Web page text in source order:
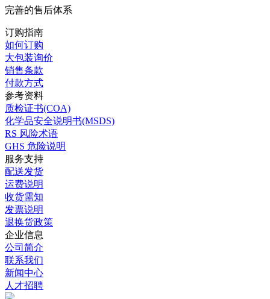
完善的售后体系
订购指南
如何订购
大包装询价
销售条款
付款方式
参考资料
质检证书(COA)
化学品安全说明书(MSDS)
RS 风险术语
GHS 危险说明
服务支持
配送发货
运费说明
收货需知
发票说明
退换货政策
企业信息
公司简介
联系我们
新闻中心
人才招聘